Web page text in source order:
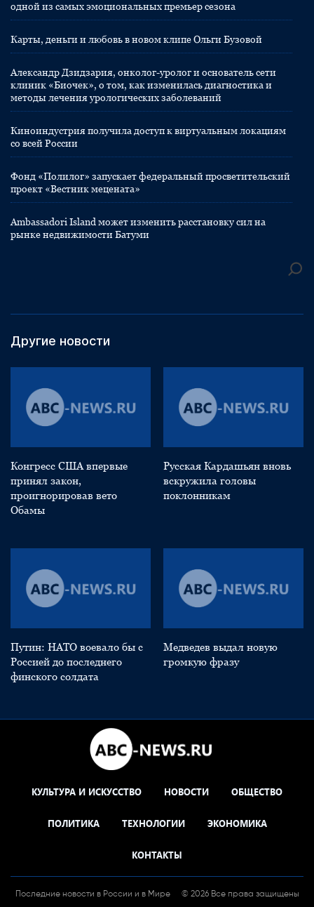
одной из самых эмоциональных премьер сезона
Карты, деньги и любовь в новом клипе Ольги Бузовой
Александр Дзидзария, онколог-уролог и основатель сети
клиник «Биочек», о том, как изменилась диагностика и
методы лечения урологических заболеваний
Киноиндустрия получила доступ к виртуальным локациям
со всей России
Фонд «Полилог» запускает федеральный просветительский
проект «Вестник мецената»
Ambassadori Island может изменить расстановку сил на
рынке недвижимости Батуми
Другие новости
Конгресс США впервые
принял закон,
проигнорировав вето
Обамы
Русская Кардашьян вновь
вскружила головы
поклонникам
Путин: НАТО воевало бы с
Россией до последнего
финского солдата
Медведев выдал новую
громкую фразу
КУЛЬТУРА И ИСКУССТВО НОВОСТИ ОБЩЕСТВО
ПОЛИТИКА ТЕХНОЛОГИИ ЭКОНОМИКА
КОНТАКТЫ
Последние новости в России и в Мире © 2026 Все права защищены